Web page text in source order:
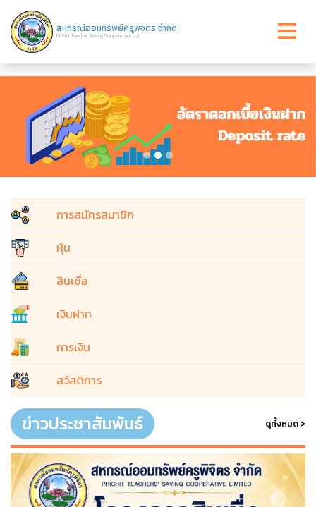
สหกรณ์ออมทรัพย์ครูพิจิตร จำกัด
Phichit Teacher Saving Cooperative Ltd.
การสมัครสมาชิก
หุ้น
สินเชื่อ
เงินฝาก
การเงิน
สวัสดิการ
ข่าวประชาสัมพันธ์ ดูทั้งหมด >